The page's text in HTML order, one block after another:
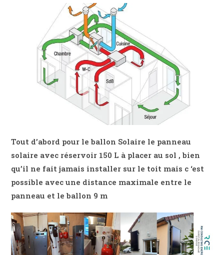
Tout d’abord pour le ballon Solaire le panneau
solaire avec réservoir 150 L à placer au sol , bien
qu’il ne fait jamais installer sur le toit mais c ‘est
possible avec une distance maximale entre le
panneau et le ballon 9 m